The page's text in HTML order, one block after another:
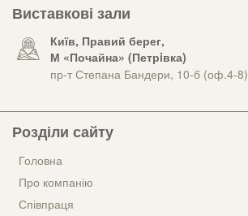
Виставкові зали
Київ, Правий берег,
М «Почайна» (Петрiвка)
пр-т Степана Бандери, 10-б (оф.4-8)
Розділи сайту
Головна
Про компанію
Співпраця